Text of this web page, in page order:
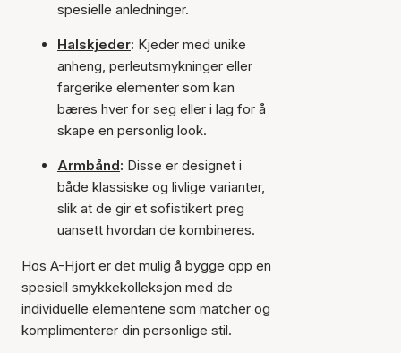
spesielle anledninger.
Halskjeder: Kjeder med unike
anheng, perleutsmykninger eller
fargerike elementer som kan
bæres hver for seg eller i lag for å
skape en personlig look.
Armbånd: Disse er designet i
både klassiske og livlige varianter,
slik at de gir et sofistikert preg
uansett hvordan de kombineres.
Hos A-Hjort er det mulig å bygge opp en
spesiell smykkekolleksjon med de
individuelle elementene som matcher og
komplimenterer din personlige stil.